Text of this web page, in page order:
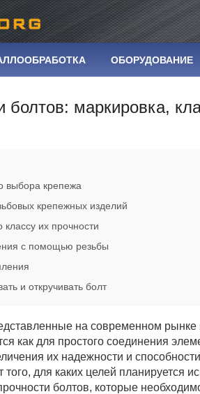
ОБОРУДОВАНИЕ
болтов: маркировка,
выбора крепежа
крепежных изделий
их прочности
с помощью резьбы
и откручивать болт
на современном
как для простого соединения
их надежности и
для каких целей планируется
болтов, которые